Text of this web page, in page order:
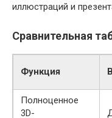
иллюстраций и
Сравнительная
Функция
Полноценное
3D-